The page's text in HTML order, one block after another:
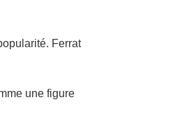
Ferrat
une figure